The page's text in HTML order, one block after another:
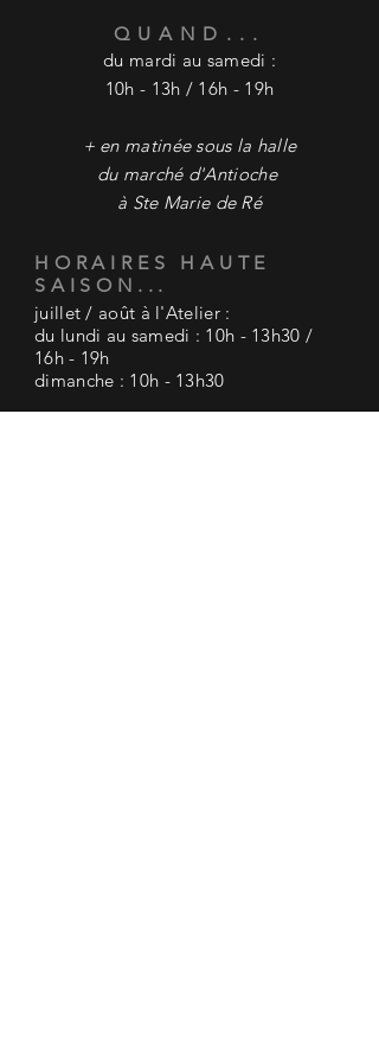
QUAND...
du mardi au samedi :
10h - 13h / 16h - 19h
+ en matinée sous la halle
du marché d'Antioche
à Ste Marie de Ré
HORAIRES HAUTE
SAISON...
juillet / août à l'Atelier :
du lundi au samedi : 10h - 13h30 /
16h - 19h
dimanche : 10h - 13h30